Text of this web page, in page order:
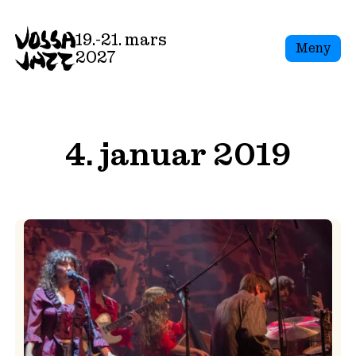
to
content
19.-21. mars
2027
Meny
4. januar 2019